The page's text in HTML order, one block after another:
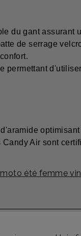
du gant assurant
de serrage
permettant
Air sont
été femme